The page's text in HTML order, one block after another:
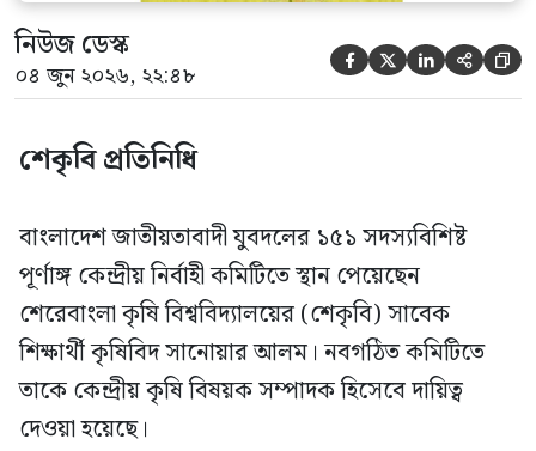
নিউজ ডেস্ক
০৪ জুন ২০২৬, ২২:৪৮     
শেকৃবি প্রতিনিধি
বাংলাদেশ জাতীয়তাবাদী যুবদলের ১৫১ সদস্যবিশিষ্ট
পূর্ণাঙ্গ কেন্দ্রীয় নির্বাহী কমিটিতে স্থান পেয়েছেন
শেরেবাংলা কৃষি বিশ্ববিদ্যালয়ের (শেকৃবি) সাবেক
শিক্ষার্থী কৃষিবিদ সানোয়ার আলম। নবগঠিত কমিটিতে
তাকে কেন্দ্রীয় কৃষি বিষয়ক সম্পাদক হিসেবে দায়িত্ব
দেওয়া হয়েছে।